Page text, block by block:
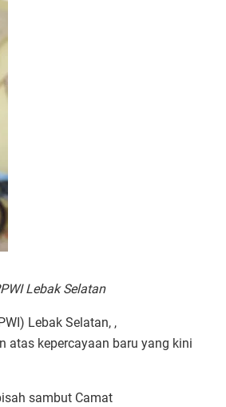
Lebak Selatan
Lebak Selatan, ,
atas kepercayaan baru yang kini
sambut Camat